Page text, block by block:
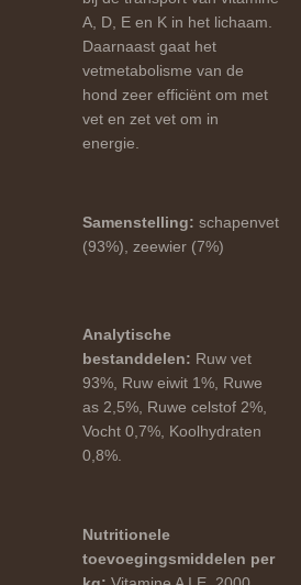
A, D, E en K in het lichaam.
Daarnaast gaat het
vetmetabolisme van de
hond zeer efficiënt om met
vet en zet vet om in
energie.
Samenstelling: schapenvet
(93%), zeewier (7%)
Analytische
bestanddelen: Ruw vet
93%, Ruw eiwit 1%, Ruwe
as 2,5%, Ruwe celstof 2%,
Vocht 0,7%, Koolhydraten
0,8%.
Nutritionele
toevoegingsmiddelen per